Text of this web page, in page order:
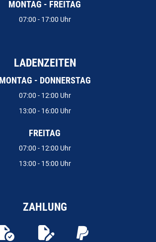
MONTAG - FREITAG
07:00 - 17:00 Uhr
LADENZEITEN
MONTAG - DONNERSTAG
07:00 - 12:00 Uhr
13:00 - 16:00 Uhr
FREITAG
07:00 - 12:00 Uhr
13:00 - 15:00 Uhr
ZAHLUNG